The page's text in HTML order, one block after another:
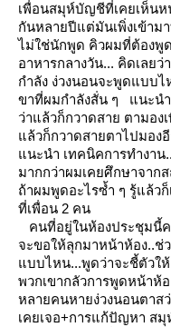
เพื่อนสมุห์บัญชีที่เคยเห็นห
กันหลายปีแต่มันเพิ่งเข้าม
ไม่ใช่นักพูด คิวผมที่ต้องพู
อาหารกลางวัน... คิดเลย
กำลัง ง่วงนอนจะพูดแบบไ
ขาที่ผมกำลังสั่น ๆ แนะน
ว่าแล้วก็กวาดสา ตามอง
ล้วก็กวาดสายตาไปมอง
นะนำ เทคนิคการทำงาน..
มากกว่าผมเคยศึกษาจาก
ถ้าผมพูดอะไรซ้ำ ๆ รู้แล้ว
ที่เพื่อน 2 คน
คนที่อยู่ในห้องประชุมนี้
จะขอให้ลุกมาหน้าห้อง..ช่
บบไหน...พูดว่าจะชี้ตัวให้
พวกเขากลัวการพูดหน้าห้
หลายคนหายง่วงนอนตาส
เคยเจอ+การแก้ปัญหา สมุ